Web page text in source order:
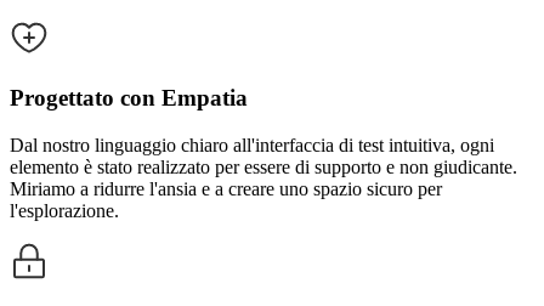
Progettato con Empatia
Dal nostro linguaggio chiaro all'interfaccia di test intuitiva, ogni
elemento è stato realizzato per essere di supporto e non giudicante.
Miriamo a ridurre l'ansia e a creare uno spazio sicuro per
l'esplorazione.